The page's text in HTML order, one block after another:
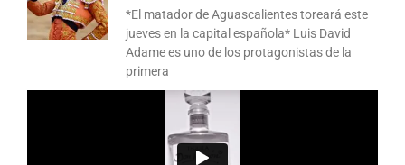
*El matador de Aguascalientes toreará este
jueves en la capital española* Luis David
Adame es uno de los protagonistas de la
primera